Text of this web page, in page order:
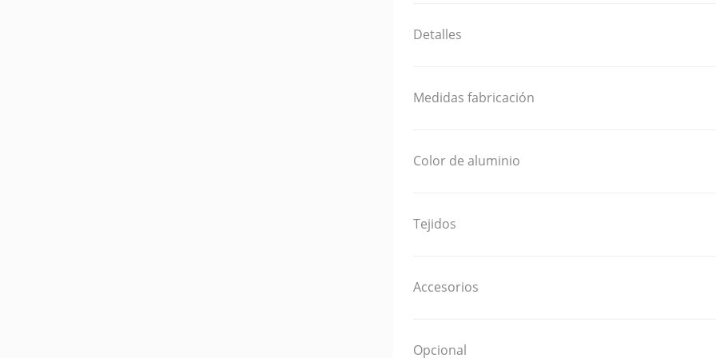
Detalles
Medidas fabricación
Color de aluminio
Tejidos
Accesorios
Opcional